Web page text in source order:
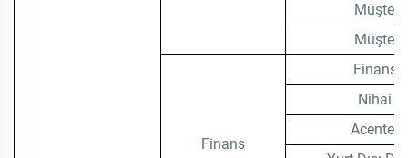
Müşteri
Müşteri
Finans
Finans
Nihai
Acente